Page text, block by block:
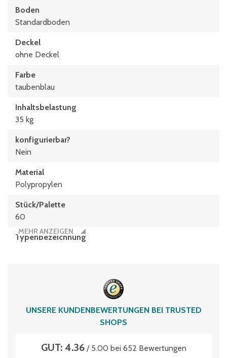
Boden
Standardboden
Deckel
ohne Deckel
Farbe
taubenblau
Inhaltsbelastung
35 kg
konfigurierbar?
Nein
Material
Polypropylen
Stück/Palette
60
Typen­be­zeich­nung
MEHR ANZEIGEN
UNSERE KUNDENBEWERTUNGEN BEI TRUSTED
SHOPS
GUT: 4.36/ 5.00 bei 652 Bewertungen